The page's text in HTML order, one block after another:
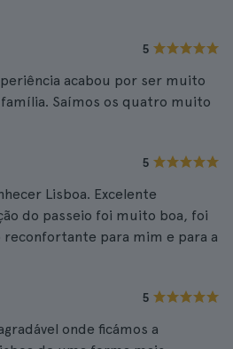
5
acabou por ser muito
família. Saímos os quatro muito
5
Lisboa. Excelente
do passeio foi muito boa, foi
para mim e para a
5
onde ficámos a